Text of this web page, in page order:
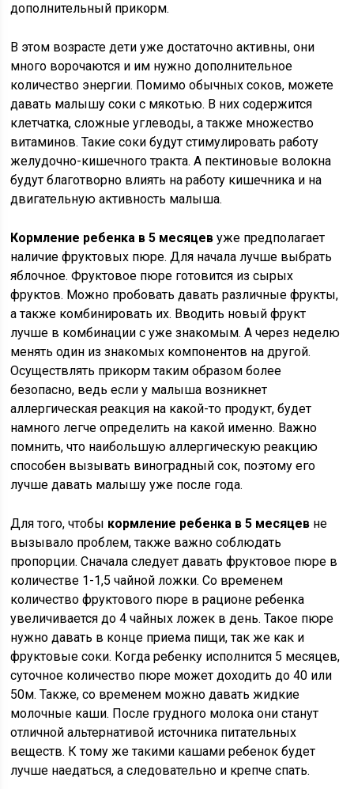
дополнительный прикорм.
В этом возрасте дети уже достаточно активны, они
много ворочаются и им нужно дополнительное
количество энергии. Помимо обычных соков, можете
давать малышу соки с мякотью. В них содержится
клетчатка, сложные углеводы, а также множество
витаминов. Такие соки будут стимулировать работу
желудочно-кишечного тракта. А пектиновые волокна
будут благотворно влиять на работу кишечника и на
двигательную активность малыша.
Кормление ребенка в 5 месяцев уже предполагает
наличие фруктовых пюре. Для начала лучше выбрать
яблочное. Фруктовое пюре готовится из сырых
фруктов. Можно пробовать давать различные фрукты,
а также комбинировать их. Вводить новый фрукт
лучше в комбинации с уже знакомым. А через неделю
менять один из знакомых компонентов на другой.
Осуществлять прикорм таким образом более
безопасно, ведь если у малыша возникнет
аллергическая реакция на какой-то продукт, будет
намного легче определить на какой именно. Важно
помнить, что наибольшую аллергическую реакцию
способен вызывать виноградный сок, поэтому его
лучше давать малышу уже после года.
Для того, чтобы кормление ребенка в 5 месяцев не
вызывало проблем, также важно соблюдать
пропорции. Сначала следует давать фруктовое пюре в
количестве 1-1,5 чайной ложки. Со временем
количество фруктового пюре в рационе ребенка
увеличивается до 4 чайных ложек в день. Такое пюре
нужно давать в конце приема пищи, так же как и
фруктовые соки. Когда ребенку исполнится 5 месяцев,
суточное количество пюре может доходить до 40 или
50м. Также, со временем можно давать жидкие
молочные каши. После грудного молока они станут
отличной альтернативой источника питательных
веществ. К тому же такими кашами ребенок будет
лучше наедаться, а следовательно и крепче спать.